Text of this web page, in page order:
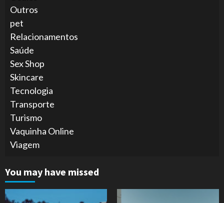
Outros
pet
Relacionamentos
Saúde
Sex Shop
Skincare
Tecnologia
Transporte
Turismo
Vaquinha Online
Viagem
You may have missed